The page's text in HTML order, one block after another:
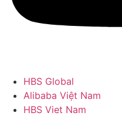
HBS Global
Alibaba Việt Nam
HBS Viet Nam